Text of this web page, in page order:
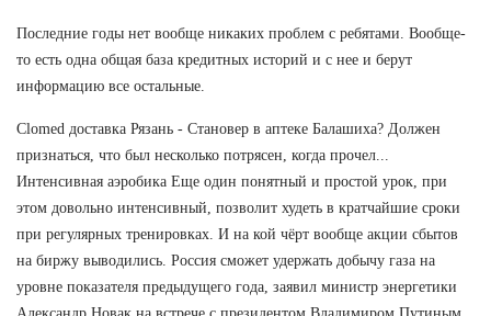
Последние годы нет вообще никаких проблем с ребятами. Вообще-
то есть одна общая база кредитных историй и с нее и берут
информацию все остальные.
Clomed доставка Рязань - Становер в аптеке Балашиха? Должен
признаться, что был несколько потрясен, когда прочел...
Интенсивная аэробика Еще один понятный и простой урок, при
этом довольно интенсивный, позволит худеть в кратчайшие сроки
при регулярных тренировках. И на кой чёрт вообще акции сбытов
на биржу выводились. Россия сможет удержать добычу газа на
уровне показателя предыдущего года, заявил министр энергетики